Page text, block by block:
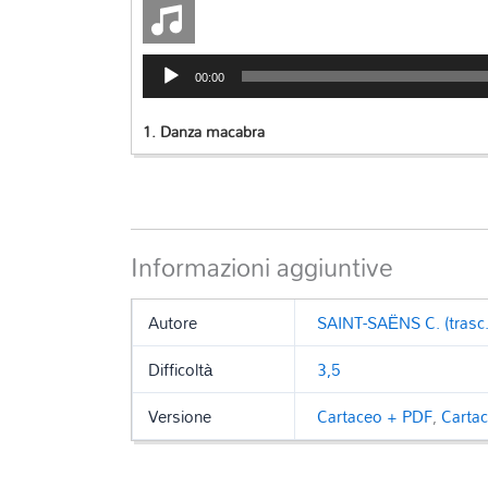
Audio
Player 00:00
1.Danza macabra
Informazioni aggiuntive
Autore
SAINT-SAËNS C.
Difficoltà
3,5
Versione
Cartaceo + PDF,